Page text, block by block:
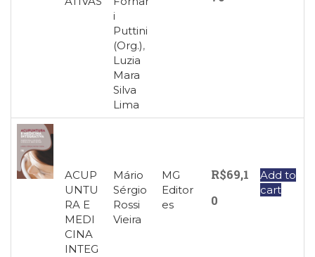
i
Puttini
(Org.),
Luzia
Mara
Silva
Lima
ACUP
UNTU
RA E
MEDI
CINA
INTEG
Mário
Sérgio
Rossi
Vieira
MG
Editor
es
R$69,1
0
Add to
cart